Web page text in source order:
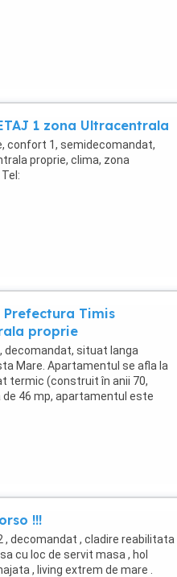
1 zona Ultracentrala
confort 1, semidecomandat,
proprie, clima, zona
Timis
proprie
decomandat, situat langa
Mare. Apartamentul se afla la
termic (construit în anii 70,
46 mp, apartamentul este
!!!
, decomandat , cladire reabilitata
cu loc de servit masa , hol
, living extrem de mare .